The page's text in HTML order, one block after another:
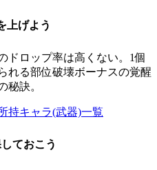
上げよう
ドロップ率は高くない。1個
れる部位破壊ボーナスの覚醒
秘訣。
持キャラ(武器)一覧
ておこう